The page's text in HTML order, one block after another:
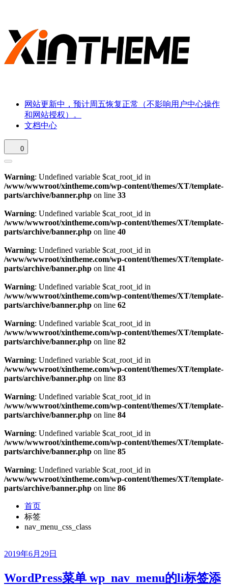
网站更新中，预计周五恢复正常（不影响用户中心操作
和网站授权）。
文档中心
0
Warning: Undefined variable $cat_root_id in
/www/wwwroot/xintheme.com/wp-content/themes/XT/template-
parts/archive/banner.php on line 33
Warning: Undefined variable $cat_root_id in
/www/wwwroot/xintheme.com/wp-content/themes/XT/template-
parts/archive/banner.php on line 40
Warning: Undefined variable $cat_root_id in
/www/wwwroot/xintheme.com/wp-content/themes/XT/template-
parts/archive/banner.php on line 41
Warning: Undefined variable $cat_root_id in
/www/wwwroot/xintheme.com/wp-content/themes/XT/template-
parts/archive/banner.php on line 62
Warning: Undefined variable $cat_root_id in
/www/wwwroot/xintheme.com/wp-content/themes/XT/template-
parts/archive/banner.php on line 82
Warning: Undefined variable $cat_root_id in
/www/wwwroot/xintheme.com/wp-content/themes/XT/template-
parts/archive/banner.php on line 83
Warning: Undefined variable $cat_root_id in
/www/wwwroot/xintheme.com/wp-content/themes/XT/template-
parts/archive/banner.php on line 84
Warning: Undefined variable $cat_root_id in
/www/wwwroot/xintheme.com/wp-content/themes/XT/template-
parts/archive/banner.php on line 85
Warning: Undefined variable $cat_root_id in
/www/wwwroot/xintheme.com/wp-content/themes/XT/template-
parts/archive/banner.php on line 86
首页
标签
nav_menu_css_class
2019年6月29日
WordPress菜单 wp_nav_menu的li标签添